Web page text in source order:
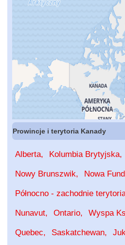
Prowincje i terytoria Kanady
Alberta Kolumbia Brytyjska
Nowy Brunszwik Nowa
Północno - zachodnie
Nunavut Ontario Wyspa
Quebec Saskatchewan